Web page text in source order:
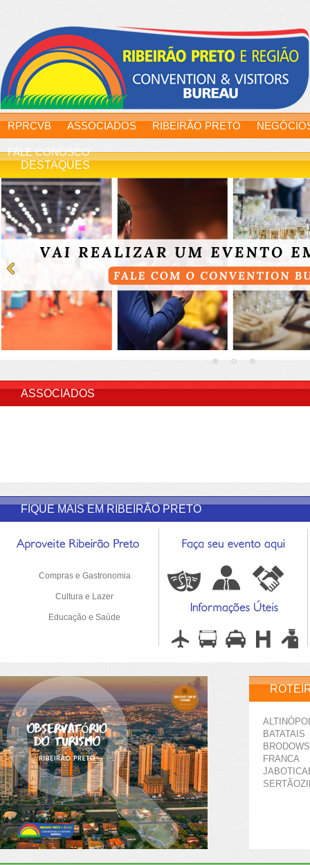
RPRCVB ASSOCIADOS RIBEIRÃO PRETO
FALE CONOSCO
DESTAQUES
ASSOCIADOS
FIQUE MAIS EM RIBEIRÃO PRETO
Compras e Gastronomia
Cultura e Lazer
Educação e Saúde
BATATAIS
FRANCA